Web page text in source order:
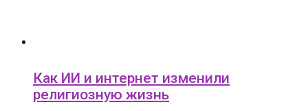
Как ИИ и интернет изменили
религиозную жизнь